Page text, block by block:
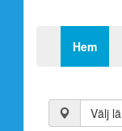
Hem
Välj